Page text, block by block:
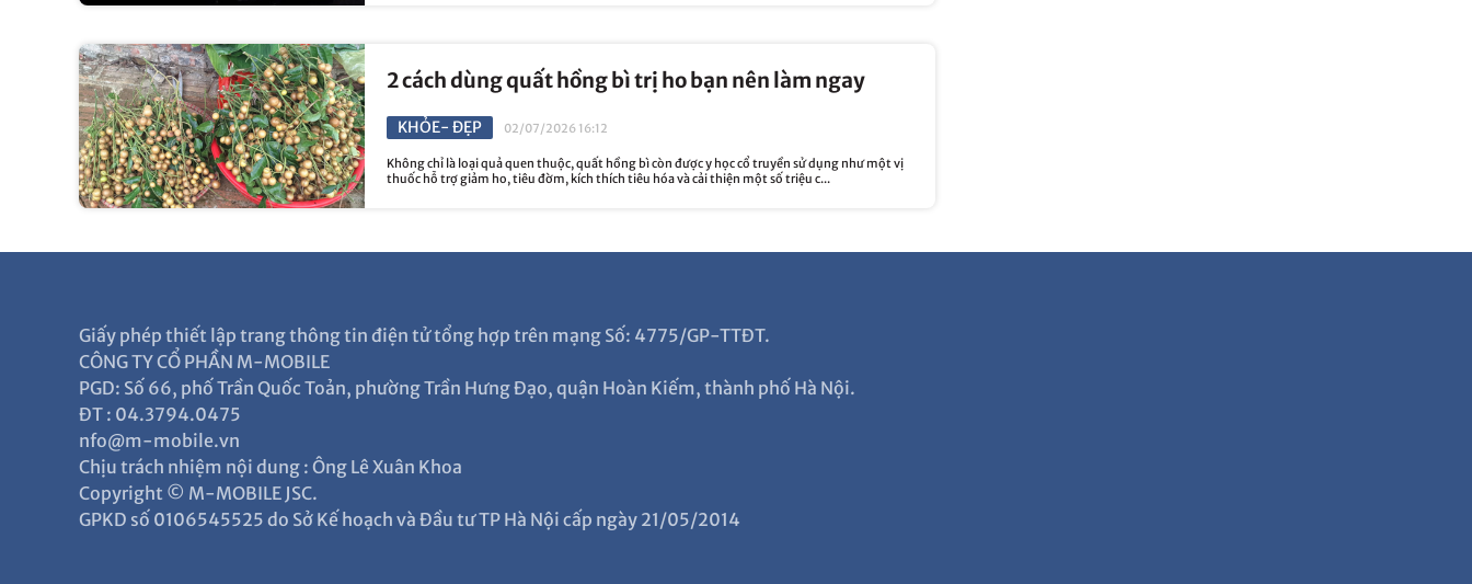
2 cách dùng quất hồng bì trị ho bạn nên làm ngay
KHỎE- ĐẸP 02/07/2026 16:12
Không chỉ là loại quả quen thuộc, quất hồng bì còn được y học cổ truyền sử dụng như một vị
thuốc hỗ trợ giảm ho, tiêu đờm, kích thích tiêu hóa và cải thiện một số triệu c...
Giấy phép thiết lập trang thông tin điện tử tổng hợp trên mạng Số: 4775/GP-TTĐT.
CÔNG TY CỔ PHẦN M-MOBILE
PGD: Số 66, phố Trần Quốc Toản, phường Trần Hưng Đạo, quận Hoàn Kiếm, thành phố Hà Nội.
ĐT : 04.3794.0475
nfo@m-mobile.vn
Chịu trách nhiệm nội dung : Ông Lê Xuân Khoa
Copyright © M-MOBILE JSC.
GPKD số 0106545525 do Sở Kế hoạch và Đầu tư TP Hà Nội cấp ngày 21/05/2014